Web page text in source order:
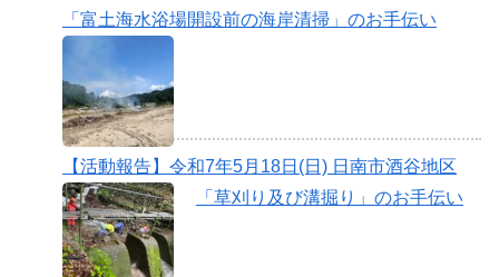
「富土海水浴場開設前の海岸清掃」のお手伝い
【活動報告】令和7年5月18日(日) 日南市酒谷地区
「草刈り及び溝掘り」のお手伝い